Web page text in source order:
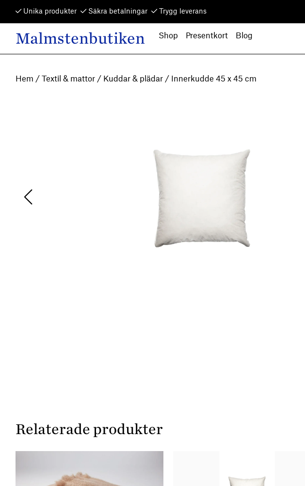
Unika produkter Säkra betalningar Trygg leverans
Main Navigation
Malmstenbutiken Shop Presentkort Blog
Hem / Textil & mattor / Kuddar & plädar / Innerkudde 45 x 45 cm
Relaterade produkter